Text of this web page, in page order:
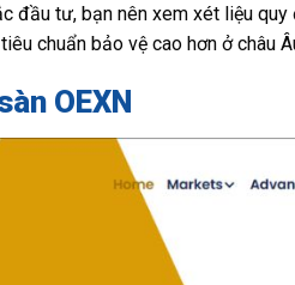
đầu tư, bạn nên xem xét liệu
chuẩn bảo vệ cao hơn ở châu
OEXN